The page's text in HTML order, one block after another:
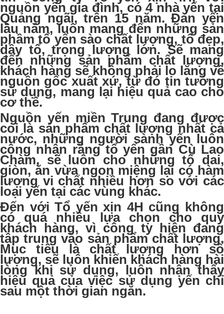
nguồn yến gia đình, có 4 nhà yến tại
Quảng ngãi, trên 15 năm. Đàn yến
lâu năm, luôn mang đến những sản
phầm tổ yến sào chất lượng, tổ đẹp,
dầy tổ, trọng lượng lớn. Sẽ mang
đến những sản phẩm chất lượng,
khách hàng sẽ không phải lo lắng về
nguồn gốc xuất xứ, từ đó tin tưởng
sử dụng, mang lại hiệu quả cao cho
cơ thể.
Nguồn yến miền Trung đang được
coi là sản phẩm chất lượng nhất cả
nước, những người sành yến luôn
công nhận rằng tổ yến gần Cù Lao
Chàm, sẽ luôn cho những tổ dai,
giòn, ăn vừa ngon miệng lại có hàm
lượng vi chất nhiều hơn so với các
loại yến tại các vùng khác.
Đến với Tổ yến xịn 4H cũng không
có quá nhiều lựa chọn cho quý
khách hàng, vì công ty hiện đang
tập trung vào sản phẩm chất lượng.
Mục tiêu là chất lượng hơn số
lượng, sẽ luôn khiến khách hàng hài
lòng khi sử dụng, luôn nhận thấy
hiệu quả của việc sử dụng yến chỉ
sau một thời gian ngắn.